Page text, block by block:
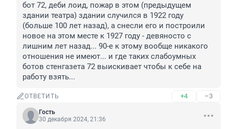
бот 72, деби лоид, пожар в этом (предыдущем
здании театра) здании случился в 1922 году
(больше 100 лет назад), а снесли его и построили
новое на этом месте к 1927 году - девяносто с
лишним лет назад... 90-е к этому вообще никакого
отношения не имеют... и где таких слабоумных
ботов стенгазета 72 выискивает чтобы к себе на
работу взять...
ОТВЕТИТЬ +4 –3
Гость
30 декабря 2024, 21:36